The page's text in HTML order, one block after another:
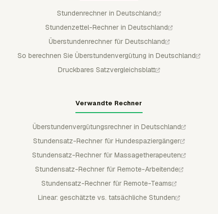
Stundenrechner in Deutschland
Stundenzettel-Rechner in Deutschland
Überstundenrechner für Deutschland
So berechnen Sie Überstundenvergütung in Deutschland
Druckbares Satzvergleichsblatt
Verwandte Rechner
Überstundenvergütungsrechner in Deutschland
Stundensatz-Rechner für Hundespaziergänger
Stundensatz-Rechner für Massagetherapeuten
Stundensatz-Rechner für Remote-Arbeitende
Stundensatz-Rechner für Remote-Teams
Linear: geschätzte vs. tatsächliche Stunden